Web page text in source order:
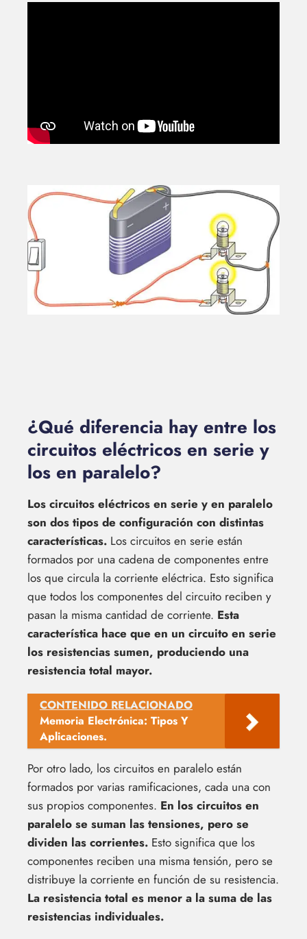
¿Qué diferencia hay entre los
circuitos eléctricos en serie y
los en paralelo?
Los circuitos eléctricos en serie y en paralelo
son dos tipos de configuración con distintas
características. Los circuitos en serie están
formados por una cadena de componentes entre
los que circula la corriente eléctrica. Esto significa
que todos los componentes del circuito reciben y
pasan la misma cantidad de corriente. Esta
característica hace que en un circuito en serie
los resistencias sumen, produciendo una
resistencia total mayor.
CONTENIDO RELACIONADO
Memoria Electrónica: Tipos Y
Aplicaciones.
Por otro lado, los circuitos en paralelo están
formados por varias ramificaciones, cada una con
sus propios componentes. En los circuitos en
paralelo se suman las tensiones, pero se
dividen las corrientes. Esto significa que los
componentes reciben una misma tensión, pero se
distribuye la corriente en función de su resistencia.
La resistencia total es menor a la suma de las
resistencias individuales.